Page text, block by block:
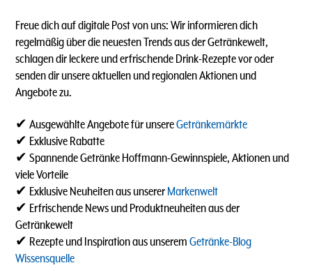
Freue dich auf digitale Post von uns: Wir informieren dich
regelmäßig über die neuesten Trends aus der Getränkewelt,
schlagen dir leckere und erfrischende Drink-Rezepte vor oder
senden dir unsere aktuellen und regionalen Aktionen und
Angebote zu.
✔ Ausgewählte Angebote für unsereGetränkemärkte
✔ Exklusive Rabatte
✔ Spannende Getränke Hoffmann-Gewinnspiele, Aktionen und
viele Vorteile
✔ Exklusive Neuheiten aus unserer Markenwelt
✔ Erfrischende News und Produktneuheiten aus der
Getränkewelt
✔ Rezepte und Inspiration aus unserem Getränke-Blog
Wissensquelle